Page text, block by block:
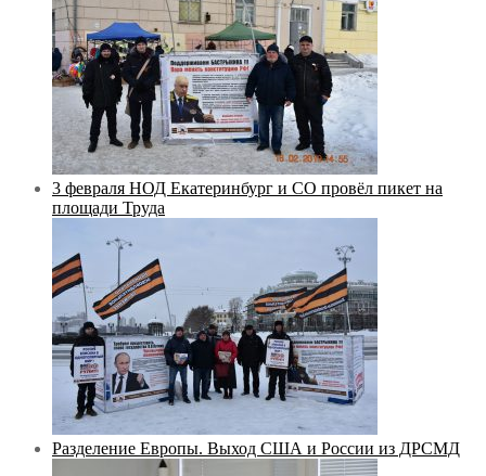
3 февраля НОД Екатеринбург и СО провёл пикет на
площади Труда
Разделение Европы. Выход США и России из ДРСМД